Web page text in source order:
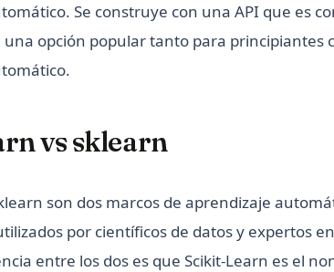
Se construye con una API que es
opción popular tanto para principiantes
vs sklearn
son dos marcos de aprendizaje
por científicos de datos y expertos
entre los dos es que Scikit-Learn es el